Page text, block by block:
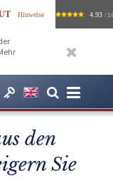
Hinweise 4.93 /
den
Sie